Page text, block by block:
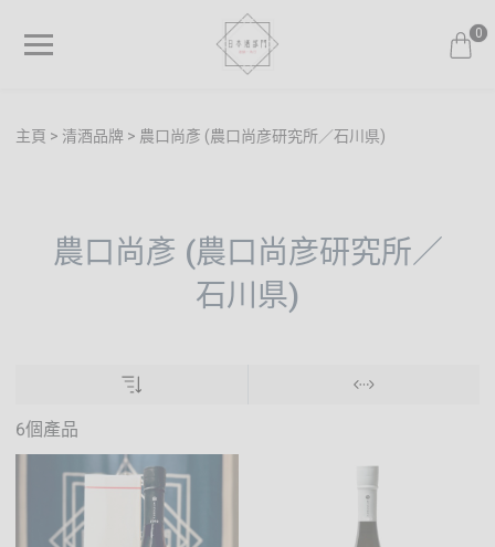
0
主頁 清酒品牌 農口尚彥 (農口尚彦研究所／石川県)
農口尚彥 (農口尚彦研究所／
石川県)
6個產品